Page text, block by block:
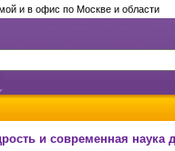
и в офис по Москве и области
и современная наука